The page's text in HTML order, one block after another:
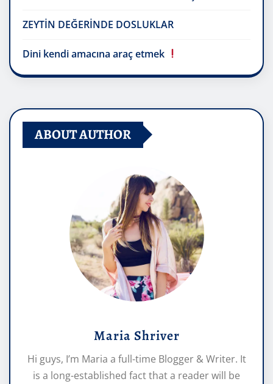
ZEYTİN DEĞERİNDE DOSLUKLAR
Dini kendi amacına araç etmek
ABOUT AUTHOR
Maria Shriver
Hi guys, I’m Maria a full-time Blogger & Writer. It
is a long-established fact that a reader will be